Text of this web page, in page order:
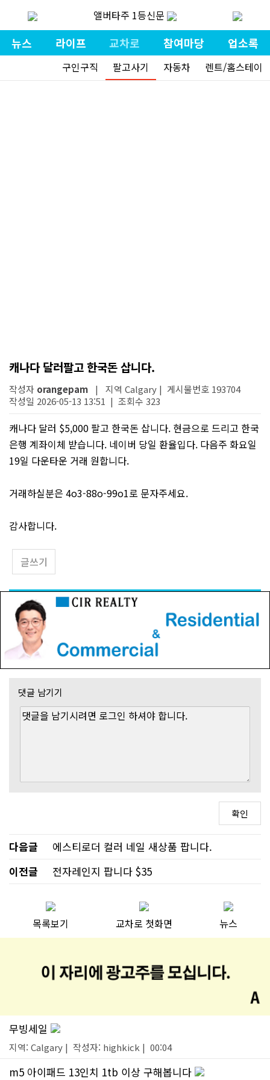
앨버타주 1등신문
뉴스 라이프 교차로 참여마당 업소록
구인구직 팔고사기 자동차 렌트/홈스테이
캐나다 달러팔고 한국돈 삽니다.
작성자 orangepam | 지역 Calgary | 게시물번호 193704
작성일 2026-05-13 13:51 | 조회수 323
캐나다 달러 $5,000 팔고 한국돈 삽니다. 현금으로 드리고 한국
은행 계좌이체 받습니다. 네이버 당일 환율입다. 다음주 화요일
19일 다운타운 거래 원합니다.
거래하실분은 4o3-88o-99o1로 문자주세요.
감사합니다.
글쓰기
댓글 남기기
다음글
에스티로더 컬러 네일 새상품 팝니다.
이전글
전자레인지 팝니다 $35
목록보기 교차로 첫화면 뉴스
무빙세일
지역: Calgary | 작성자: highkick | 00:04
m5 아이패드 13인치 1tb 이상 구해봅니다